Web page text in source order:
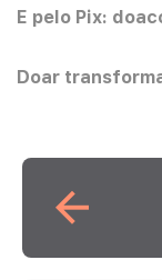
E pelo Pix:
Doar
Leia mais